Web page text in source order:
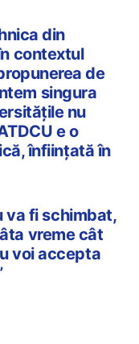
din
contextul
de
singura
nu
e o
înființată în
va fi schimbat,
vreme cât
voi accepta